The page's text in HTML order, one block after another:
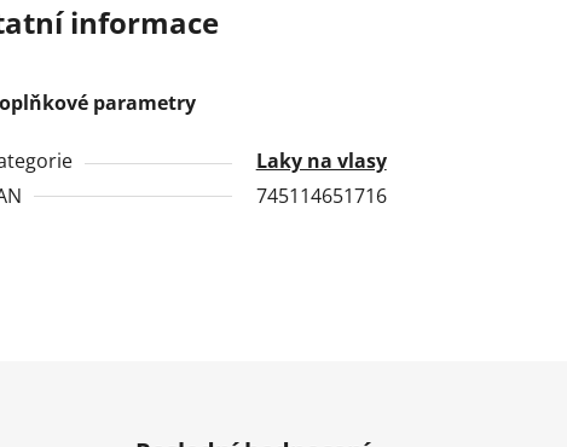
informace
parametry
Laky na vlasy
745114651716